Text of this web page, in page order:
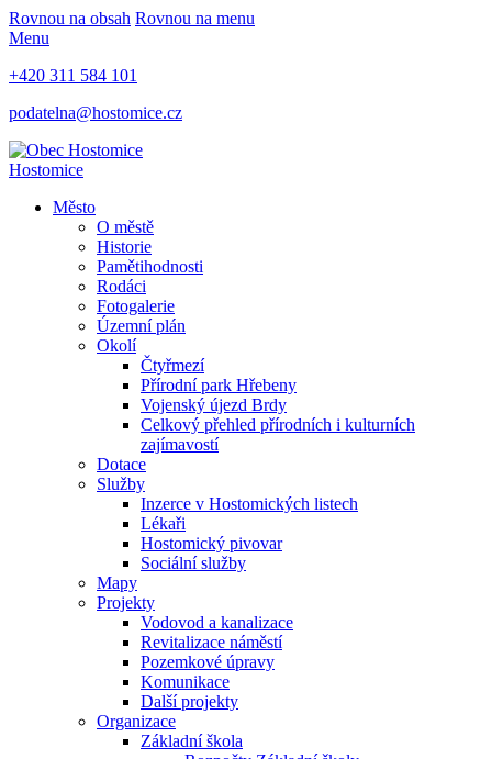
Rovnou na obsah Rovnou na menu
Menu
+420 311 584 101
podatelna@hostomice.cz
Hostomice
Město
O městě
Historie
Pamětihodnosti
Rodáci
Fotogalerie
Územní plán
Okolí
Čtyřmezí
Přírodní park Hřebeny
Vojenský újezd Brdy
Celkový přehled přírodních i kulturních
zajímavostí
Dotace
Služby
Inzerce v Hostomických listech
Lékaři
Hostomický pivovar
Sociální služby
Mapy
Projekty
Vodovod a kanalizace
Revitalizace náměstí
Pozemkové úpravy
Komunikace
Další projekty
Organizace
Základní škola